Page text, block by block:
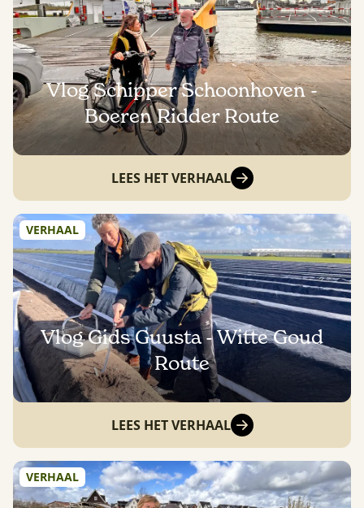
Vlog Schipper Schoonhoven -
Boeren Ridder Route
LEES HET VERHAAL
VERHAAL
Vlog Gids Guusta - Witte Goud
Route
LEES HET VERHAAL
VERHAAL